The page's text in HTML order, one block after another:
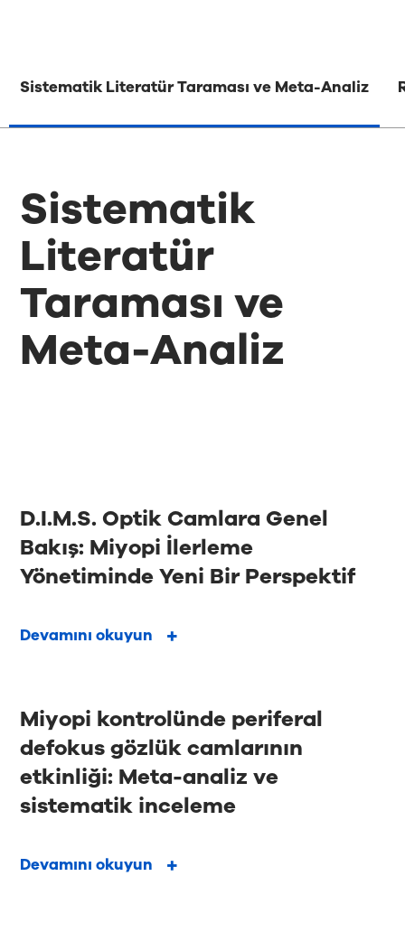
Sistematik Literatür Taraması ve Meta-Analiz
Sistematik
Literatür
Taraması ve
Meta-Analiz
D.I.M.S. Optik Camlara Genel
Bakış: Miyopi İlerleme
Yönetiminde Yeni Bir Perspektif
Devamını okuyun
Miyopi kontrolünde periferal
defokus gözlük camlarının
etkinliği: Meta-analiz ve
sistematik inceleme
Devamını okuyun